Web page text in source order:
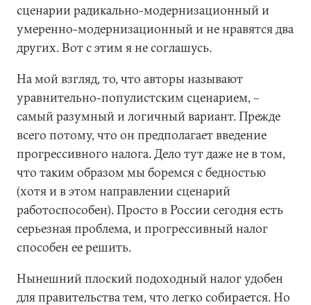
сценарии радикально-модернизационный и
умеренно-модернизационный и не нравятся два
других. Вот с этим я не соглашусь.
На мой взгляд, то, что авторы называют
уравнительно-популистским сценарием, –
самый разумный и логичный вариант. Прежде
всего потому, что он предполагает введение
прогрессивного налога. Дело тут даже не в том,
что таким образом мы боремся с бедностью
(хотя и в этом направлении сценарий
работоспособен). Просто в России сегодня есть
серьезная проблема, и прогрессивный налог
способен ее решить.
Нынешний плоский подоходный налог удобен
для правительства тем, что легко собирается. Но